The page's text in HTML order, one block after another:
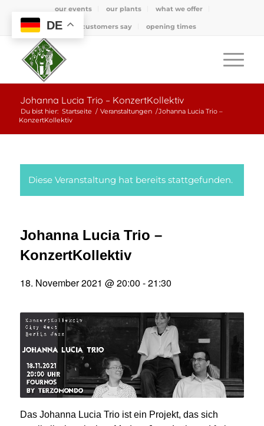
our events our plants what we offer
what customers say opening times
Johanna Lucia Trio – KonzertKollektiv
Du bist hier: Startseite / Veranstaltungen /Johanna Lucia Trio –
KonzertKollektiv
Diese Veranstaltung hat bereits stattgefunden.
Johanna Lucia Trio –
KonzertKollektiv
18. November 2021 @ 20:00 -21:30
Das Johanna Lucia Trio ist ein Projekt, das sich
DE